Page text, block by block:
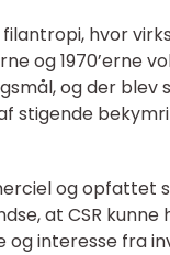
hvor
og 1970’erne
og der blev
stigende
og
at CSR kunne
interesse fra